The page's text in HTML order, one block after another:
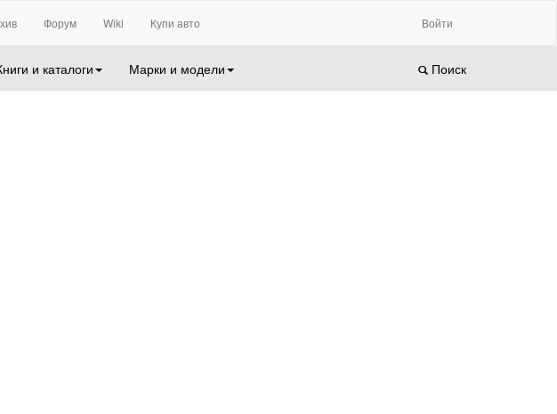
Форум Wiki Купи авто Войти
и каталоги Марки и модели Поиск